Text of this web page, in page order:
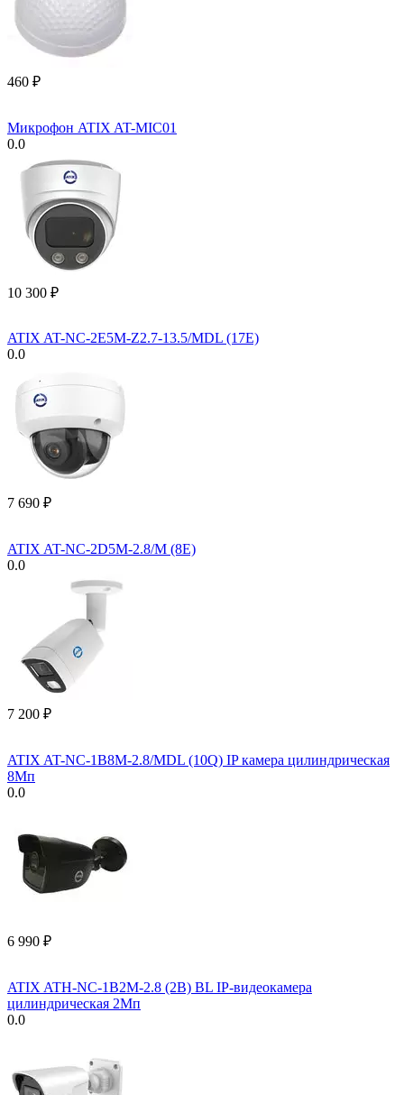
‍460‍ ₽
Микрофон ATIX AT-MIC01
0.0
10 300 ₽
ATIX AT-NC-2E5M-Z2.7-13.5/MDL (17E)
0.0
7 690 ₽
ATIX AT-NC-2D5M-2.8/M (8E)
0.0
7 200 ₽
ATIX AT-NC-1B8M-2.8/MDL (10Q) IP камера цилиндрическая
8Мп
0.0
6 990 ₽
ATIX ATH-NC-1B2M-2.8 (2B) BL IP-видеокамера
цилиндрическая 2Мп
0.0